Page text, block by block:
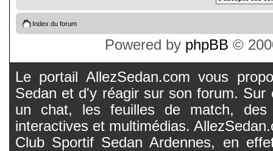
Index du forum
Powered by phpBB ©
Le portail AllezSedan.com vous
Sedan et d'y réagir sur son forum.
un chat, les feuilles de match, des
interactives et multimédias.
Club Sportif Sedan Ardennes, en